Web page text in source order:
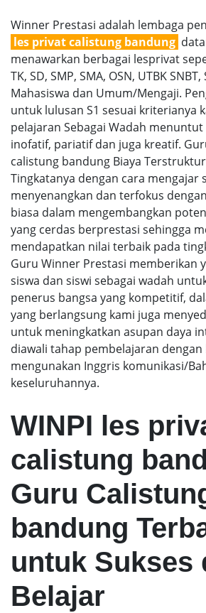
Winner Prestasi adalah lembaga
les privat calistung bandung
menawarkan berbagai lesprivat
TK, SD, SMP, SMA, OSN, UTBK
Mahasiswa dan Umum/Mengaji.
untuk lulusan S1 sesuai kriterianya
pelajaran Sebagai Wadah
inofatif, pariatif dan juga kreatif.
calistung bandung Biaya
Tingkatanya dengan cara mengajar
menyenangkan dan terfokus
biasa dalam mengembangkan
yang cerdas berprestasi sehingga
mendapatkan nilai terbaik pada
Guru Winner Prestasi memberikan
siswa dan siswi sebagai wadah
penerus bangsa yang kompetitif,
yang berlangsung kami juga
untuk meningkatkan asupan daya
diawali tahap pembelajaran
mengunakan Inggris komunikasi/
keseluruhannya.
WINPI les
calistung
Guru
bandung
untuk Sukses
Belajar